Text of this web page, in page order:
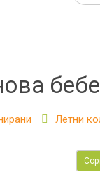
Летни